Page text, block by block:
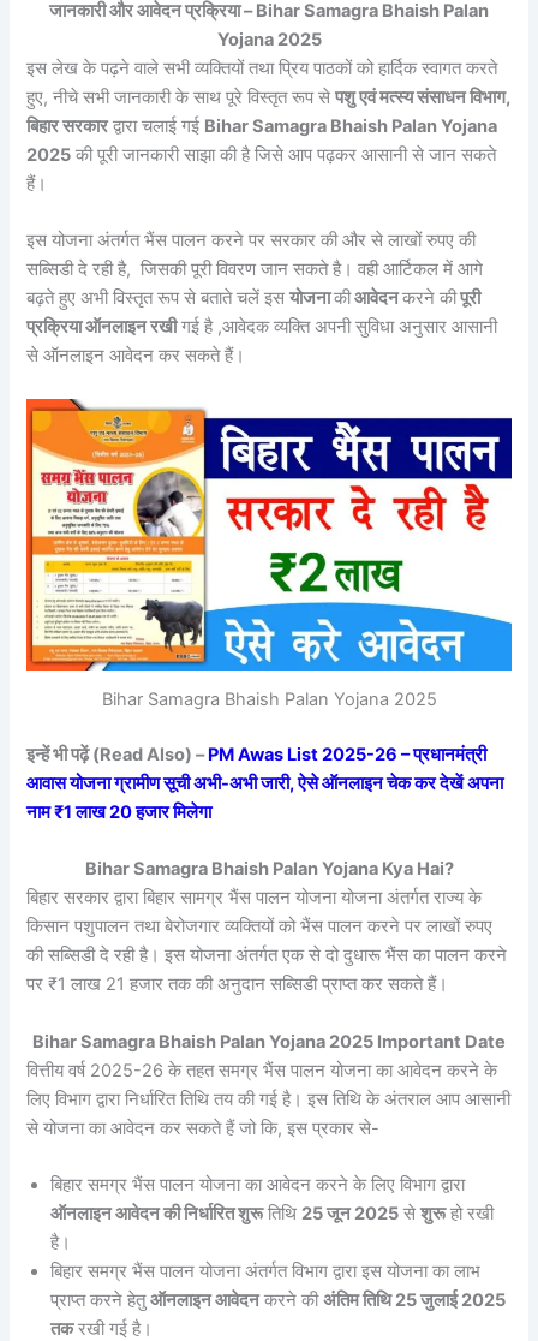
जानकारी और आवेदन प्रक्रिया – Bihar Samagra Bhaish Palan
Yojana 2025
इस लेख के पढ़ने वाले सभी व्यक्तियों तथा प्रिय पाठकों को हार्दिक स्वागत करते
हुए, नीचे सभी जानकारी के साथ पूरे विस्तृत रूप सेपशु एवं मत्स्य संसाधन विभाग,
बिहार सरकारद्वारा चलाई गई Bihar Samagra Bhaish Palan Yojana
2025 की पूरी जानकारी साझा की है जिसे आप पढ़कर आसानी से जान सकते
हैं।
इस योजना अंतर्गत भैंस पालन करने पर सरकार की और से लाखों रुपए की
सब्सिडी दे रही है, जिसकी पूरी विवरण जान सकते है। वही आर्टिकल में आगे
बढ़ते हुए अभी विस्तृत रूप से बताते चलें इसयोजनाकीआवेदनकरने कीपूरी
प्रक्रिया ऑनलाइन रखीगई है ,आवेदक व्यक्ति अपनी सुविधा अनुसार आसानी
से ऑनलाइन आवेदन कर सकते हैं।
Bihar Samagra Bhaish Palan Yojana 2025
इन्हें भी पढ़ें (Read Also) –PM Awas List 2025-26 – प्रधानमंत्री
आवास योजना ग्रामीण सूची अभी-अभी जारी, ऐसे ऑनलाइन चेक कर देखें अपना
नाम ₹1 लाख 20 हजार मिलेगा
Bihar Samagra Bhaish Palan Yojana Kya Hai?
बिहार सरकार द्वारा बिहार सामग्र भैंस पालन योजना योजना अंतर्गत राज्य के
किसान पशुपालन तथा बेरोजगार व्यक्तियों को भैंस पालन करने पर लाखों रुपए
की सब्सिडी दे रही है। इस योजना अंतर्गत एक से दो दुधारू भैंस का पालन करने
पर ₹1 लाख 21 हजार तक की अनुदान सब्सिडी प्राप्त कर सकते हैं।
Bihar Samagra Bhaish Palan Yojana 2025 Important Date
वित्तीय वर्ष 2025-26 के तहत समग्र भैंस पालन योजना का आवेदन करने के
लिए विभाग द्वारा निर्धारित तिथि तय की गई है। इस तिथि के अंतराल आप आसानी
से योजना का आवेदन कर सकते हैं जो कि, इस प्रकार से-
बिहार समग्र भैंस पालन योजना का आवेदन करने के लिए विभाग द्वारा
ऑनलाइन आवेदन की निर्धारित शुरूतिथि 25 जून 2025 सेशुरूहो रखी
है।
बिहार समग्र भैंस पालन योजना अंतर्गत विभाग द्वारा इस योजना का लाभ
प्राप्त करने हेतुऑनलाइन आवेदनकरने कीअंतिम तिथि 25 जुलाई 2025
तकरखी गई है।